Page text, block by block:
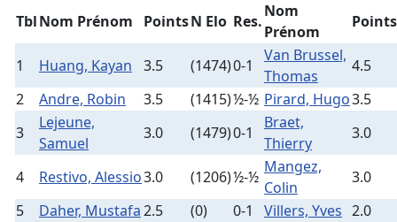
TblNom Prénom PointsN Elo Res.
Nom
Prénom
Points
1 Huang, Kayan 3.5 (1474)0-1
Van Brussel,
Thomas
4.5
2
Andre, Robin 3.5 (1415)½-½ Pirard, Hugo3.5
3
Lejeune,
Samuel
3.0 (1479)0-1
Braet,
Thierry
3.0
4 Restivo, Alessio3.0 (1206)½-½
Mangez,
Colin
3.0
5
Daher, Mustafa2.5 (0) 0-1 Villers, Yves 2.0